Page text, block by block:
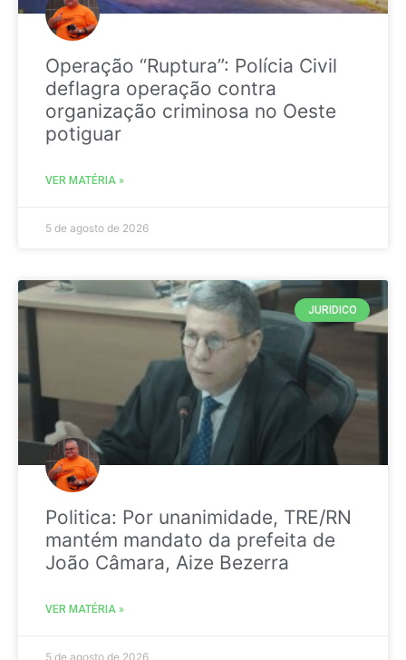
Operação “Ruptura”: Polícia Civil
deflagra operação contra
organização criminosa no Oeste
potiguar
VER MATÉRIA »
5 de agosto de 2026
JURIDICO
Politica: Por unanimidade, TRE/RN
mantém mandato da prefeita de
João Câmara, Aize Bezerra
VER MATÉRIA »
5 de agosto de 2026